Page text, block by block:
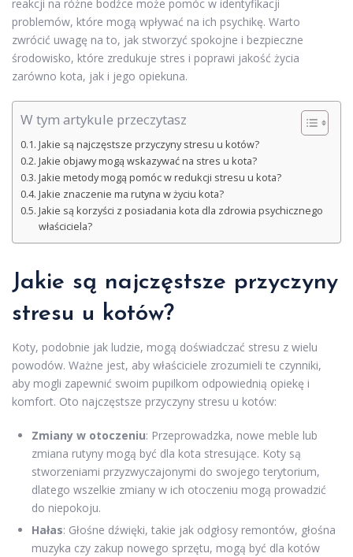
reakcji na różne bodźce może pomóc w identyfikacji
problemów, które mogą wpływać na ich psychikę. Warto
zwrócić uwagę na to, jak stworzyć spokojne i bezpieczne
środowisko, które zredukuje stres i poprawi jakość życia
zarówno kota, jak i jego opiekuna.
W tym artykule przeczytasz
Jakie są najczęstsze przyczyny stresu u kotów?
Jakie objawy mogą wskazywać na stres u kota?
Jakie metody mogą pomóc w redukcji stresu u kota?
Jakie znaczenie ma rutyna w życiu kota?
Jakie są korzyści z posiadania kota dla zdrowia psychicznego
właściciela?
Jakie są najczęstsze przyczyny
stresu u kotów?
Koty, podobnie jak ludzie, mogą doświadczać stresu z wielu
powodów. Ważne jest, aby właściciele zrozumieli te czynniki,
aby mogli zapewnić swoim pupilkom odpowiednią opiekę i
komfort. Oto najczęstsze przyczyny stresu u kotów:
Zmiany w otoczeniu: Przeprowadzka, nowe meble lub
zmiana rutyny mogą być dla kota stresujące. Koty są
stworzeniami przyzwyczajonymi do swojego terytorium,
dlatego wszelkie zmiany w ich otoczeniu mogą prowadzić
do niepokoju.
Hałas: Głośne dźwięki, takie jak odgłosy remontów, głośna
muzyka czy zakup nowego sprzętu, mogą być dla kotów